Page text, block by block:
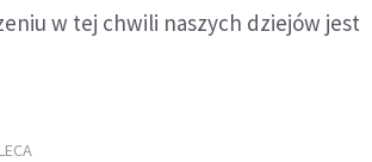
w tej chwili naszych dziejów jest